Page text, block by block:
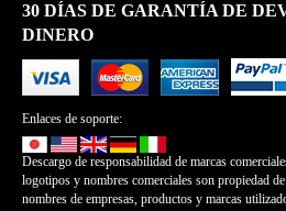
30 DÍAS DE GARANTÍA DE
DINERO
Enlaces de soporte:
Descargo de responsabilidad de marcas
logotipos y nombres comerciales son propiedad
nombres de empresas, productos y marcas